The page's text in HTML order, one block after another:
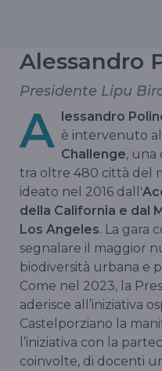
Alessandro
Presidente Lipu
A lessandro
è intervenuto
Challenge, una
tra oltre 480 città del
ideato nel 2016 dall'
della California e dal
Los Angeles. La gara
segnalare il maggior
biodiversità urbana e
Come nel 2023, la
aderisce all’iniziativa
Castelporziano la
l’iniziativa con la
coinvolte, di docenti